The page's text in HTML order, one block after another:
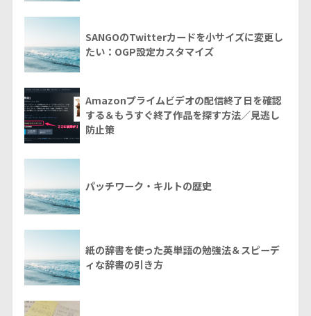
SANGOのTwitterカードを小サイズに変更し
たい：OGP設定カスタマイズ
Amazonプライムビデオの配信終了日を確認
する＆もうすぐ終了作品を探す方法／見逃し
防止策
パッチワーク・キルトの歴史
紙の辞書を使った英単語の勉強法＆スピーデ
ィな辞書の引き方